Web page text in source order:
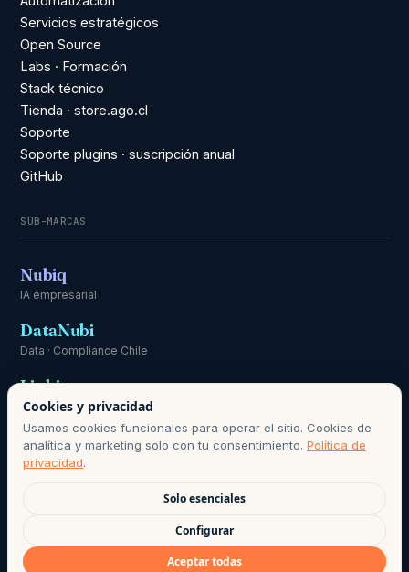
Servicios estratégicos
Open Source
Labs · Formación
Stack técnico
Tienda · store.ago.cl
Soporte
Soporte plugins · suscripción anual
GitHub
SUB-MARCAS
Nubiq
IA empresarial
DataNubi
Data · Compliance Chile
Linki
Comunicación
DE CONSERVACIÓN SEGÚN POLÍTICA DE PRIVACIDAD · BASE DE
LICITUD: CONSENTIMIENTO INFORMADO, LEY 21.719.
Cookies y privacidad
Usamos cookies funcionales para operar el sitio. Cookies de
analítica y marketing solo con tu consentimiento. Política de
privacidad.
Solo esenciales
Configurar
Aceptar todas